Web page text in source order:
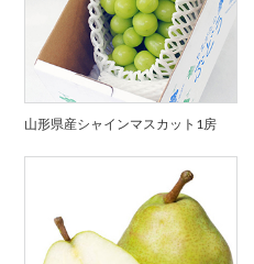
山形県産シャインマスカット1房